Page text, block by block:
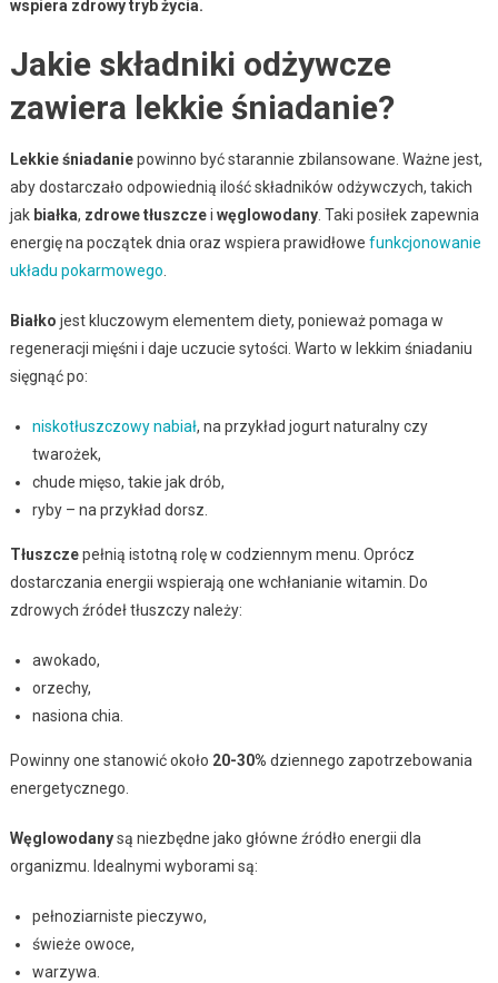
wspiera zdrowy tryb życia.
Jakie składniki odżywcze
zawiera lekkie śniadanie?
Lekkie śniadaniepowinno być starannie zbilansowane. Ważne jest,
aby dostarczało odpowiednią ilość składników odżywczych, takich
jak białka, zdrowe tłuszczei węglowodany. Taki posiłek zapewnia
energię na początek dnia oraz wspiera prawidłowe funkcjonowanie
układu pokarmowego
Białko jest kluczowym elementem diety, ponieważ pomaga w
regeneracji mięśni i daje uczucie sytości. Warto w lekkim śniadaniu
sięgnąć po:
niskotłuszczowy nabiał, na przykład jogurt naturalny czy
twarożek,
chude mięso, takie jak drób,
ryby – na przykład dorsz.
Tłuszczepełnią istotną rolę w codziennym menu. Oprócz
dostarczania energii wspierają one wchłanianie witamin. Do
zdrowych źródeł tłuszczy należy:
awokado,
orzechy,
nasiona chia.
Powinny one stanowić około 20-30% dziennego zapotrzebowania
energetycznego.
Węglowodanysą niezbędne jako główne źródło energii dla
organizmu. Idealnymi wyborami są:
pełnoziarniste pieczywo,
świeże owoce,
warzywa.